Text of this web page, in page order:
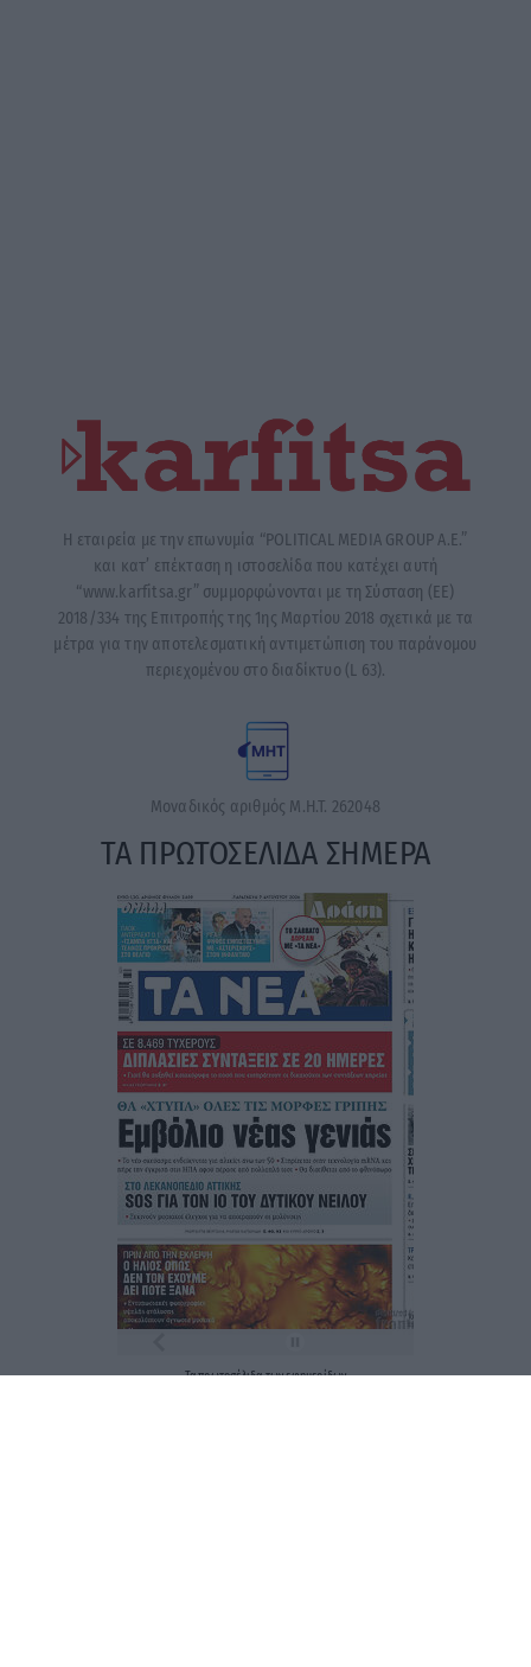
Η εταιρεία με την επωνυμία “POLITICAL MEDIA GROUP A.E.”
και κατ’ επέκταση η ιστοσελίδα που κατέχει αυτή
“www.karfitsa.gr” συμμορφώνονται με τη Σύσταση (ΕΕ)
2018/334 της Επιτροπής της 1ης Μαρτίου 2018 σχετικά με τα
μέτρα για την αποτελεσματική αντιμετώπιση του παράνομου
περιεχομένου στο διαδίκτυο (L 63).
Μοναδικός αριθμός Μ.Η.Τ. 262048
ΤΑ ΠΡΩΤΟΣΕΛΙΔΑ ΣΗΜΕΡΑ
Ταπρωτοσέλιδατωνεφημερίδων